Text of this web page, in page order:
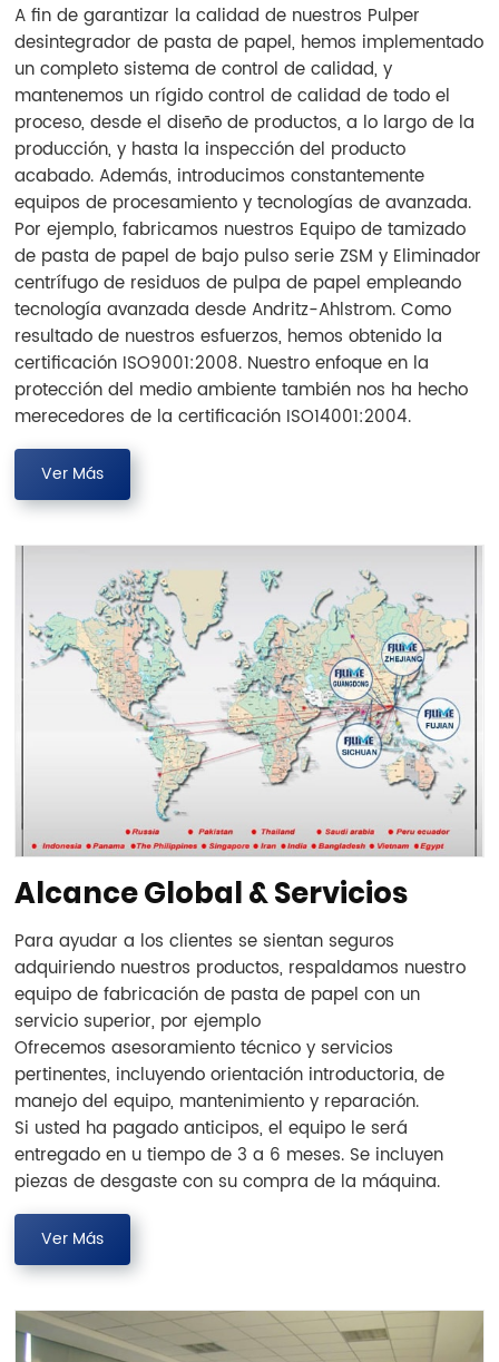
A fin de garantizar la calidad de nuestros Pulper
desintegrador de pasta de papel, hemos implementado
un completo sistema de control de calidad, y
mantenemos un rígido control de calidad de todo el
proceso, desde el diseño de productos, a lo largo de la
producción, y hasta la inspección del producto
acabado. Además, introducimos constantemente
equipos de procesamiento y tecnologías de avanzada.
Por ejemplo, fabricamos nuestros Equipo de tamizado
de pasta de papel de bajo pulso serie ZSM y Eliminador
centrífugo de residuos de pulpa de papel empleando
tecnología avanzada desde Andritz-Ahlstrom. Como
resultado de nuestros esfuerzos, hemos obtenido la
certificación ISO9001:2008. Nuestro enfoque en la
protección del medio ambiente también nos ha hecho
merecedores de la certificación ISO14001:2004.
Ver Más
Alcance Global & Servicios
Para ayudar a los clientes se sientan seguros
adquiriendo nuestros productos, respaldamos nuestro
equipo de fabricación de pasta de papel con un
servicio superior, por ejemplo
Ofrecemos asesoramiento técnico y servicios
pertinentes, incluyendo orientación introductoria, de
manejo del equipo, mantenimiento y reparación.
Si usted ha pagado anticipos, el equipo le será
entregado en u tiempo de 3 a 6 meses. Se incluyen
piezas de desgaste con su compra de la máquina.
Ver Más